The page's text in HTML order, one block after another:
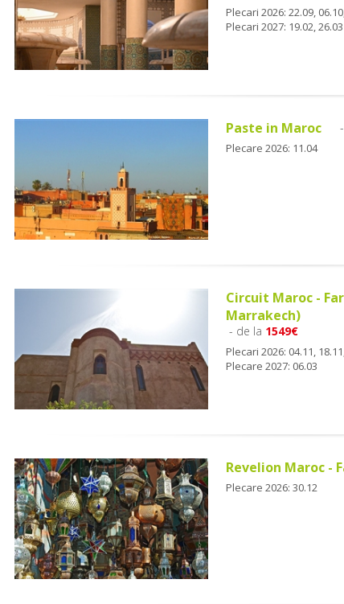
Plecari 2026: 22.09,
Plecari 2027: 19.02, 26.03
Paste in Maroc
Plecare 2026: 11.04
Circuit Maroc -
Marrakech)
- de la 1549€
Plecari 2026: 04.11,
Plecare 2027: 06.03
Revelion Maroc -
Plecare 2026: 30.12